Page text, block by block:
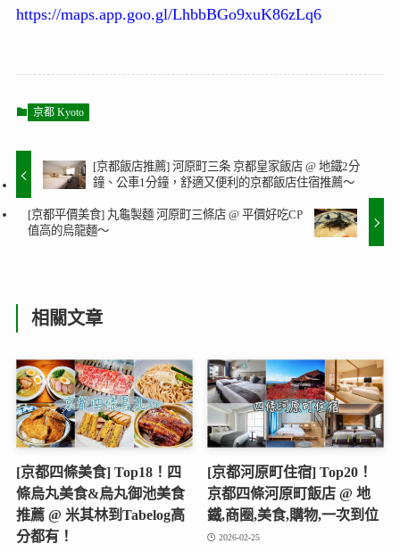
https://maps.app.goo.gl/LhbbBGo9xuK86zLq6
京都 Kyoto
[京都飯店推薦] 河原町三条 京都皇家飯店 @ 地鐵2分
鐘、公車1分鐘，舒適又便利的京都飯店住宿推薦～
[京都平價美食] 丸龜製麵 河原町三條店 @ 平價好吃CP
值高的烏龍麵～
相關文章
[京都四條美食] Top18！四
條烏丸美食&烏丸御池美食
推薦 @ 米其林到Tabelog高
分都有！
[京都河原町住宿] Top20！
京都四條河原町飯店 @ 地
鐵,商圈,美食,購物,一次到位
2026-02-25